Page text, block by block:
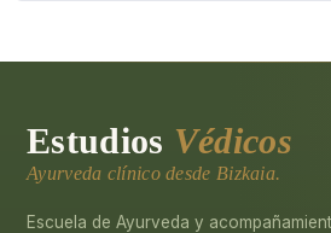
Estudios Védicos
Ayurveda clínico desde Bizkaia.
Escuela de Ayurveda y